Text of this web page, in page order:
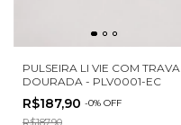
PULSEIRA LI VIE COM TRAVA
DOURADA - PLV0001-EC
R$187,90 -0% OFF
R$187,90